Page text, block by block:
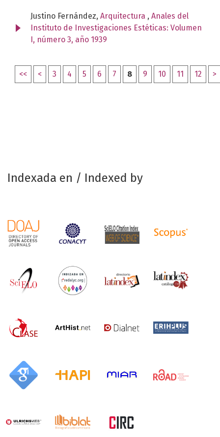
Justino Fernández, Arquitectura , Anales del
Instituto de Investigaciones Estéticas: Volumen
I, número 3, año 1939
<< < 3 4 5 6 7 8 9 10 11 12 >
Indexada en / Indexed by